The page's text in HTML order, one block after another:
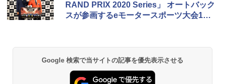
RAND PRIX 2020 Series」 オートバック
スが参画するeモータースポーツ大会12
Google 検索で当サイトの記事を優先表示させる